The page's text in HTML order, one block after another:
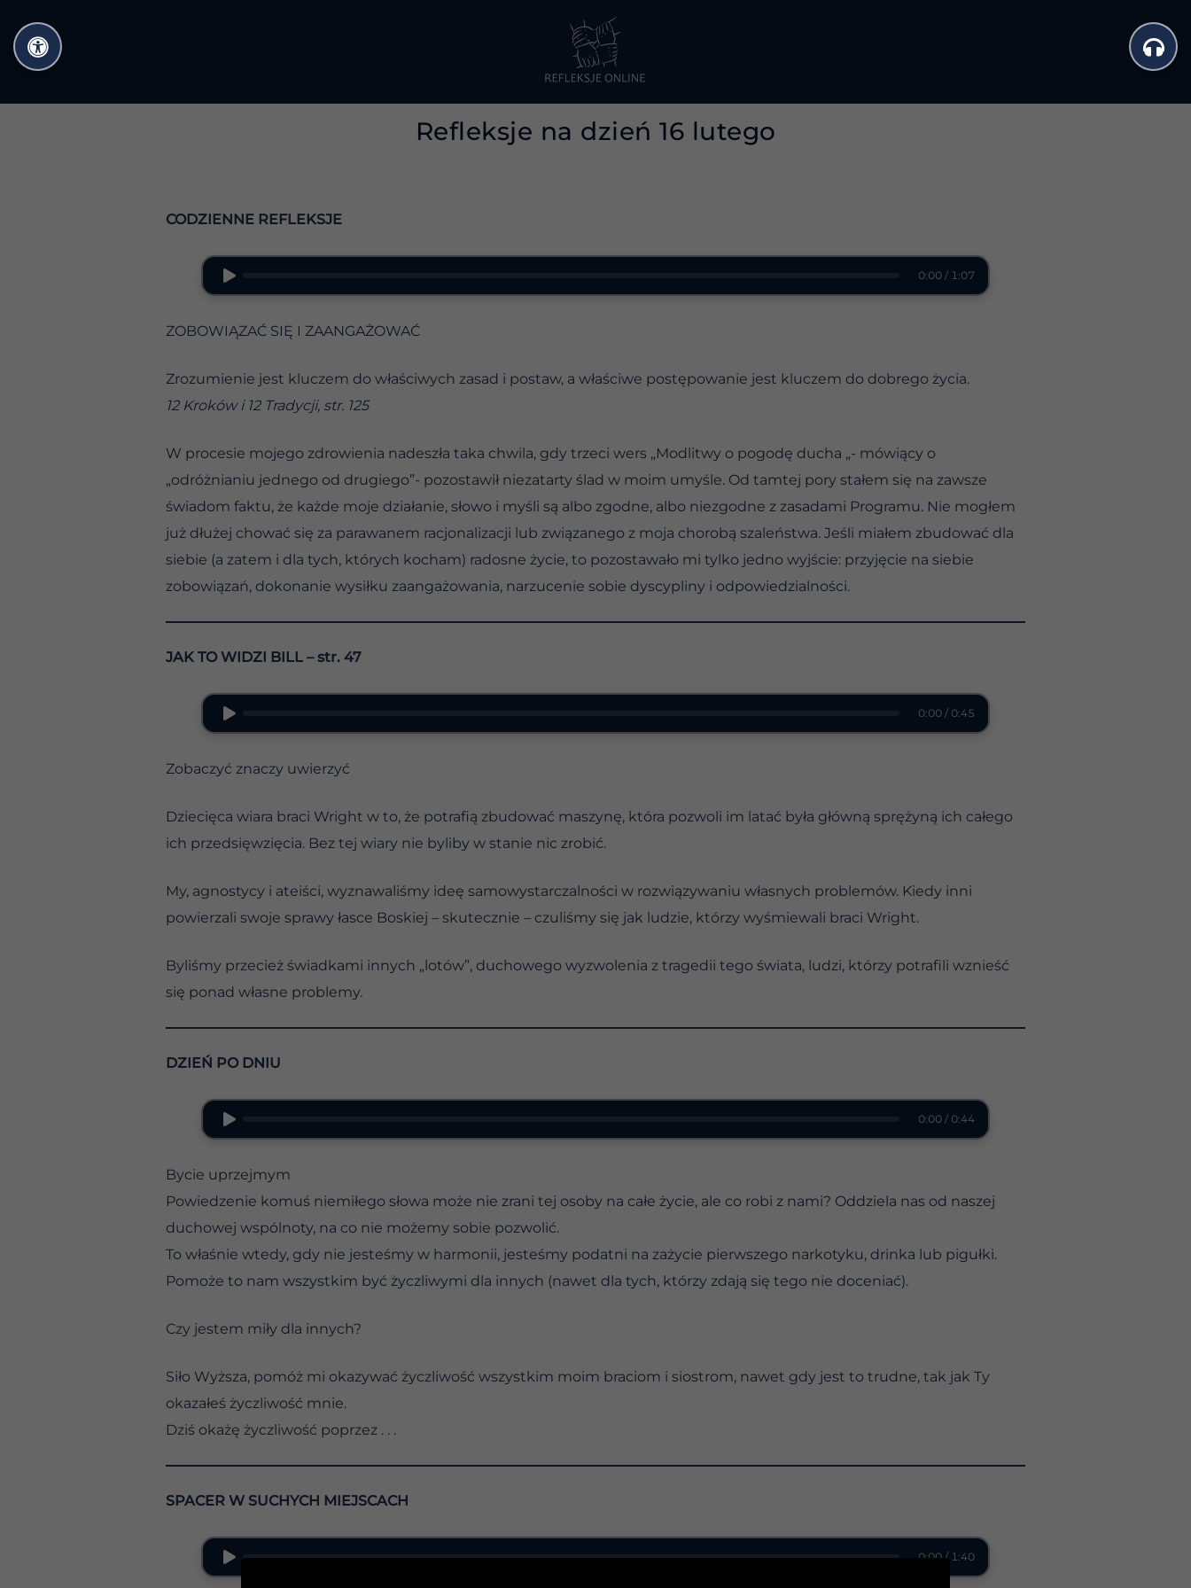
do
treści
Refleksje na dzień 16 lutego
CODZIENNE REFLEKSJE
0:00 / 1:07
ZOBOWIĄZAĆ SIĘ I ZAANGAŻOWAĆ
Zrozumienie jest kluczem do właściwych zasad i postaw, a właściwe postępowanie jest kluczem do dobrego życia.
12 Kroków i 12 Tradycji, str. 125
W procesie mojego zdrowienia nadeszła taka chwila, gdy trzeci wers „Modlitwy o pogodę ducha „- mówiący o
„odróżnianiu jednego od drugiego”- pozostawił niezatarty ślad w moim umyśle. Od tamtej pory stałem się na zawsze
świadom faktu, że każde moje działanie, słowo i myśli są albo zgodne, albo niezgodne z zasadami Programu. Nie mogłem
już dłużej chować się za parawanem racjonalizacji lub związanego z moja chorobą szaleństwa. Jeśli miałem zbudować dla
siebie (a zatem i dla tych, których kocham) radosne życie, to pozostawało mi tylko jedno wyjście: przyjęcie na siebie
zobowiązań, dokonanie wysiłku zaangażowania, narzucenie sobie dyscypliny i odpowiedzialności.
JAK TO WIDZI BILL – str. 47
0:00 / 0:45
Zobaczyć znaczy uwierzyć
Dziecięca wiara braci Wright w to, że potrafią zbudować maszynę, która pozwoli im latać była główną sprężyną ich całego
ich przedsięwzięcia. Bez tej wiary nie byliby w stanie nic zrobić.
My, agnostycy i ateiści, wyznawaliśmy ideę samowystarczalności w rozwiązywaniu własnych problemów. Kiedy inni
powierzali swoje sprawy łasce Boskiej – skutecznie – czuliśmy się jak ludzie, którzy wyśmiewali braci Wright.
Byliśmy przecież świadkami innych „lotów”, duchowego wyzwolenia z tragedii tego świata, ludzi, którzy potrafili wznieść
się ponad własne problemy.
DZIEŃ PO DNIU
0:00 / 0:44
Bycie uprzejmym
Powiedzenie komuś niemiłego słowa może nie zrani tej osoby na całe życie, ale co robi z nami? Oddziela nas od naszej
duchowej wspólnoty, na co nie możemy sobie pozwolić.
To właśnie wtedy, gdy nie jesteśmy w harmonii, jesteśmy podatni na zażycie pierwszego narkotyku, drinka lub pigułki.
Pomoże to nam wszystkim być życzliwymi dla innych (nawet dla tych, którzy zdają się tego nie doceniać).
Czy jestem miły dla innych?
Siło Wyższa, pomóż mi okazywać życzliwość wszystkim moim braciom i siostrom, nawet gdy jest to trudne, tak jak Ty
okazałeś życzliwość mnie.
Dziś okażę życzliwość poprzez . . .
SPACER W SUCHYCH MIEJSCACH
0:00 / 1:40